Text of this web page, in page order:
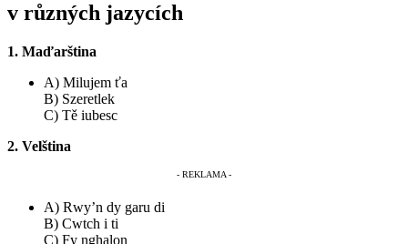
v různých jazycích
1. Maďarština
A) Milujem ťa
B) Szeretlek
C) Tě iubesc
2. Velština
A) Rwy’n dy garu di
B) Cwtch i ti
C) Fy nghalon